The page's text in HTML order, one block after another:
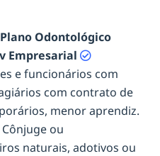
Odontológico
Empresarial
e funcionários com
com contrato de
menor aprendiz.
Cônjuge ou
naturais, adotivos ou